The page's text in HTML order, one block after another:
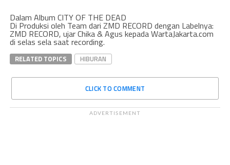
Dalam Album CITY OF THE DEAD
Di Produksi oleh Team dari ZMD RECORD dengan Labelnya:
ZMD RECORD, ujar Chika & Agus kepada WartaJakarta.com
di selas sela saat recording.
RELATED TOPICS HIBURAN
CLICK TO COMMENT
ADVERTISEMENT